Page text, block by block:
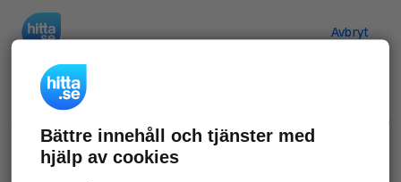
Avbryt
Verifiera ditt företag
Gör som 69 563företag
företagssida på hitta.se och syns bättre mot
Bättre innehåll och tjänster med
hjälp av cookies